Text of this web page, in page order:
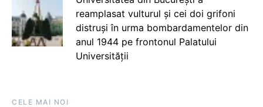
reamplasat vulturul și cei doi grifoni
distruși în urma bombardamentelor din
anul 1944 pe frontonul Palatului
Universității
CELE MAI NOI